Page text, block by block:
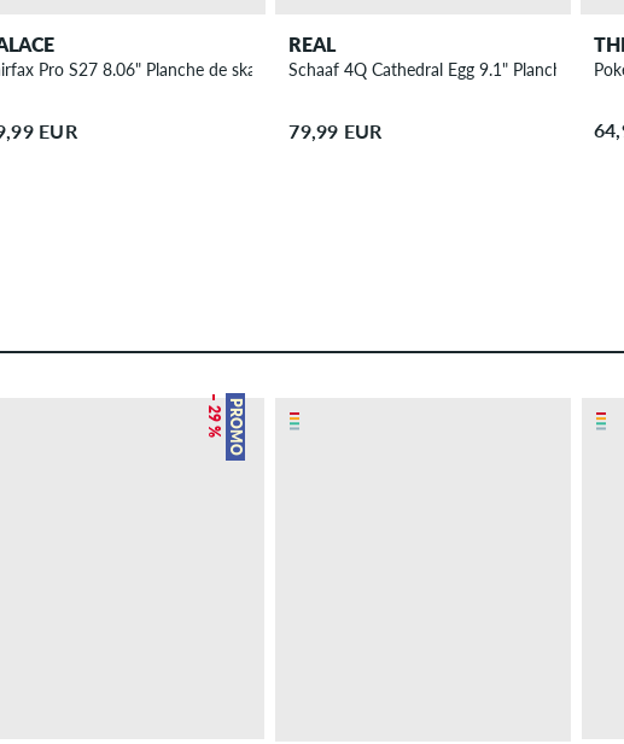
Pro S27 8.06" Planche de skateboard
EUR
REAL
Schaaf 4Q Cathedral Egg 9.1" Planche de
79,99 EUR
PROMO
– 29 %